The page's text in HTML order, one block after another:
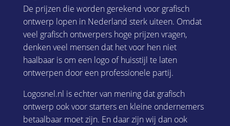
De prijzen die worden gerekend voor grafisch
ontwerp lopen in Nederland sterk uiteen. Omdat
veel grafisch ontwerpers hoge prijzen vragen,
denken veel mensen dat het voor hen niet
haalbaar is om een logo of huisstijl te laten
ontwerpen door een professionele partij.
Logosnel.nl is echter van mening dat grafisch
ontwerp ook voor starters en kleine ondernemers
betaalbaar moet zijn. En daar zijn wij dan ook